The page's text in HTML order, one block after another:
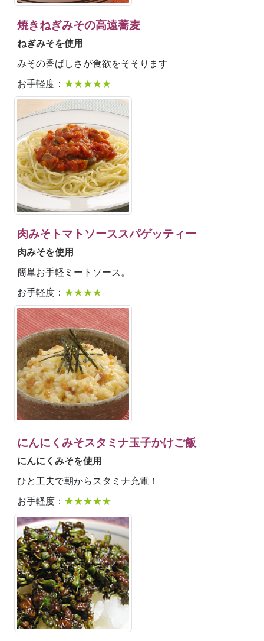
焼きねぎみその高遠蕎麦
ねぎみそを使用
みその香ばしさが食欲をそそります
お手軽度： ★★★★★
肉みそトマトソーススパゲッティー
肉みそを使用
簡単お手軽ミートソース。
お手軽度： ★★★★
にんにくみそスタミナ玉子かけご飯
にんにくみそを使用
ひと工夫で朝からスタミナ充電！
お手軽度： ★★★★★